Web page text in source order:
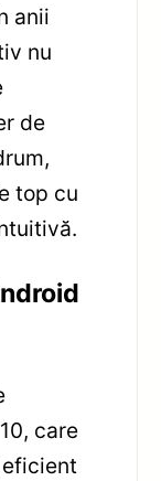
anii
nu
de
top cu
care